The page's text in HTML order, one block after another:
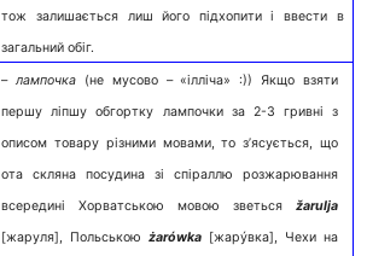
тож залишається лиш його підхопити і ввести в
загальний обіг.
–лампочка (не мусово – «ілліча» :)) Якщо взяти
першу ліпшу обгортку лампочки за 2-3 гривні з
описом товару різними мовами, то з’ясується, що
ота скляна посудина зі спіраллю розжарювання
всередині Хорватською мовою зветьсяžarulja
[жаруля], Польськоюżarówka [жарýвка], Чехи на